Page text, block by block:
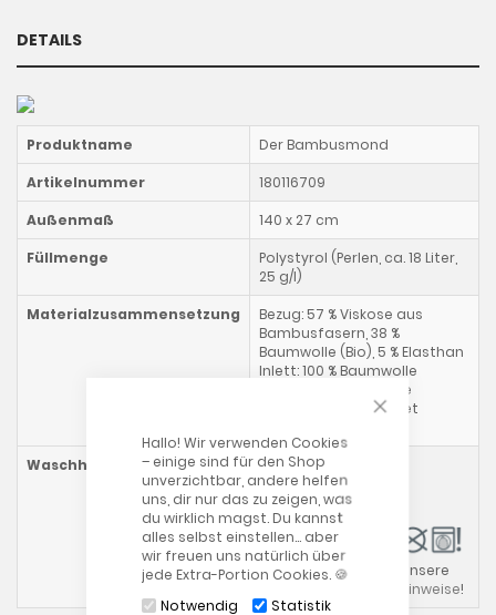
CLOSE
Hallo! Wir verwenden Cookies
– einige sind für den Shop
unverzichtbar, andere helfen
uns, dir nur das zu zeigen, was
du wirklich magst. Du kannst
alles selbst einstellen… aber
wir freuen uns natürlich über
jede Extra-Portion Cookies. 🍪
Notwendig
Statistik
DETAILS
Produktname
Der Bambusmond
Artikelnummer
180116709
Außenmaß
140 x 27 cm
Füllmenge
Polystyrol (Perlen, ca. 18 Liter,
25 g/l)
Materialzusammensetzung
Bezug: 57 % Viskose aus
Bambusfasern, 38 %
Baumwolle (Bio), 5 % Elasthan
Inlett: 100 % Baumwolle
Inlett darf nicht ohne
Außebezug verwendet
Waschhinweise
Bezug:
Inlett:
Bitte beachte auch unsere
Waschhinweise!